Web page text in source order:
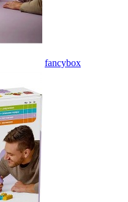
fancybox